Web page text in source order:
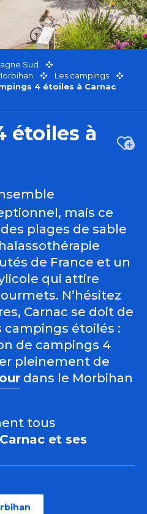
Sud
Les campings
4 étoiles à Carnac
étoiles à
mais ce
plages de sable
de France et un
qui attire
N’hésitez
Carnac se doit de
campings étoilés :
de campings 4
pleinement de
dans le Morbihan
tous
et ses